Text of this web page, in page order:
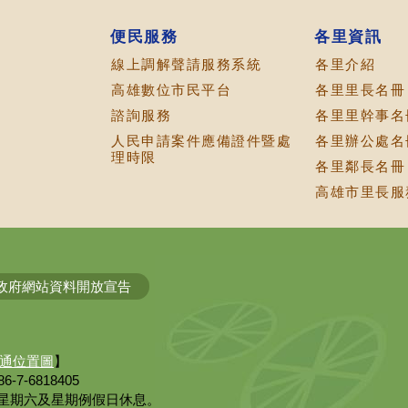
便民服務
線上調解聲請服務系統
高雄數位市民平台
諮詢服務
人民申請案件應備證件暨處
理時限
各里資訊
各里介紹
各里里長名冊
各里里幹事名
各里辦公處名
各里鄰長名冊
高雄市里長
府網站資料開放宣告
位置圖】
7-6818405
期六及星期例假日休息。